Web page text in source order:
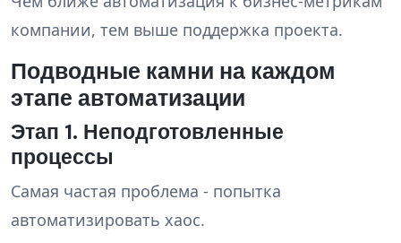
компании, тем выше поддержка проекта.
Подводные камни на каждом
этапе автоматизации
Этап 1. Неподготовленные
процессы
Самая частая проблема - попытка
автоматизировать хаос.